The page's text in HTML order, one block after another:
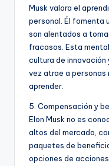
Musk valora el
personal. Él fomenta
son alentados a
fracasos. Esta
cultura de innovación
vez atrae a personas
aprender.
5. Compensación y
Elon Musk no es
altos del mercado,
paquetes de
opciones de